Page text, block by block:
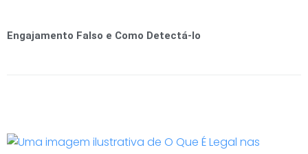
Engajamento Falso e Como Detectá-lo